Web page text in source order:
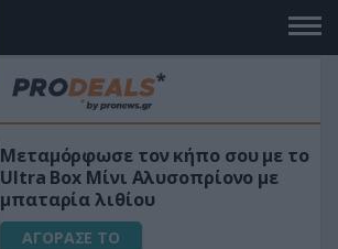
Μεταμόρφωσε τον κήπο σου με το
Ultra Box Μίνι Αλυσοπρίονο με
μπαταρία λιθίου
ΑΓΟΡΑΣΕ ΤΟ